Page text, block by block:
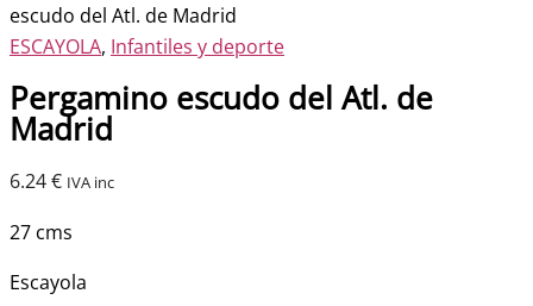
escudo del Atl. de Madrid
ESCAYOLA, Infantiles y deporte
Pergamino escudo del Atl. de
Madrid
6.24€ IVA inc
27 cms
Escayola